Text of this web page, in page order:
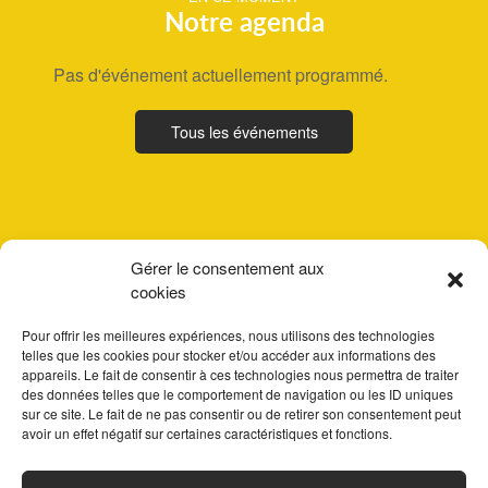
Gérer le consentement aux
cookies
Pour offrir les meilleures expériences, nous utilisons des technologies
telles que les cookies pour stocker et/ou accéder aux informations des
appareils. Le fait de consentir à ces technologies nous permettra de traiter
des données telles que le comportement de navigation ou les ID uniques
sur ce site. Le fait de ne pas consentir ou de retirer son consentement peut
avoir un effet négatif sur certaines caractéristiques et fonctions.
Notre agenda
Pas d'événement actuellement programmé.
Tous les événements